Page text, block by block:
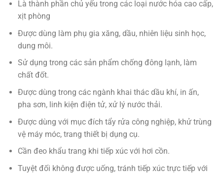
Là thành phần chủ yếu trong các loại nước hóa cao cấp,
xịt phòng
Được dùng làm phụ gia xăng, dầu, nhiên liệu sinh học,
dung môi.
Sử dụng trong các sản phẩm chống đông lạnh, làm
chất đốt.
Được dùng trong các ngành khai thác dầu khí, in ấn,
pha sơn, linh kiện điện tử, xử lý nước thải.
Được dùng với mục đích tẩy rửa công nghiệp, khử trùng
vệ máy móc, trang thiết bị dụng cụ.
Cần đeo khẩu trang khi tiếp xúc với hơi cồn.
Tuyệt đối không được uống, tránh tiếp xúc trực tiếp với